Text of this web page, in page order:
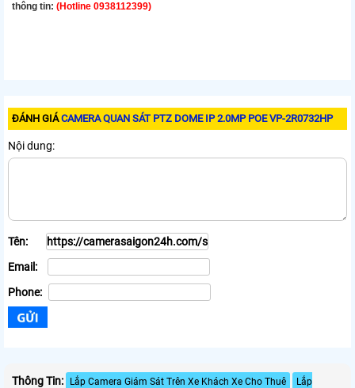
thông tin: (Hotline 0938112399)
ĐÁNH GIÁCAMERA QUAN SÁT PTZ DOME IP 2.0MP POE VP-2R0732HP
Nội dung:
Tên:
Email:
Phone:
Thông Tin: Lắp Camera Giám Sát Trên Xe Khách Xe Cho Thuê
Lắp